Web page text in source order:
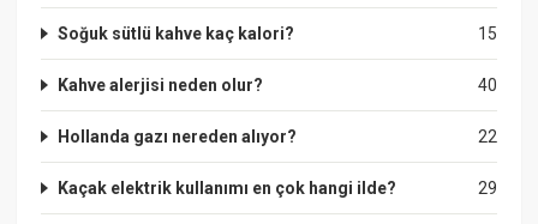
15
Soğuk sütlü kahve kaç kalori?
40
Kahve alerjisi neden olur?
22
Hollanda gazı nereden alıyor?
29
Kaçak elektrik kullanımı en çok hangi ilde?